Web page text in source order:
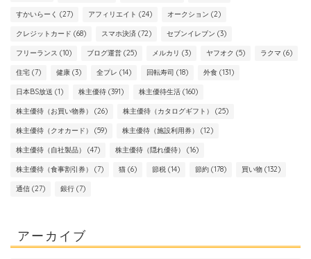
すかいらーく (27) アフィリエイト (24) オークション (2)
クレジットカード (68) スマホ決済 (72) セブンイレブン (3)
フリーランス (10) ブログ運営 (25) メルカリ (3) ヤフオク (5) ラクマ (6)
住宅 (7) 健康 (3) 全プレ (14) 回転寿司 (18) 外食 (131)
日本BS放送 (1) 株主優待 (391) 株主優待生活 (160)
株主優待（お買い物券） (26) 株主優待（カタログギフト） (25)
株主優待（クオカード） (59) 株主優待（施設利用券） (12)
株主優待（自社製品） (47) 株主優待（隠れ優待） (16)
株主優待（食事割引券） (7) 猫 (6) 節税 (14) 節約 (178) 買い物 (132)
通信 (27) 銀行 (7)
アーカイブ